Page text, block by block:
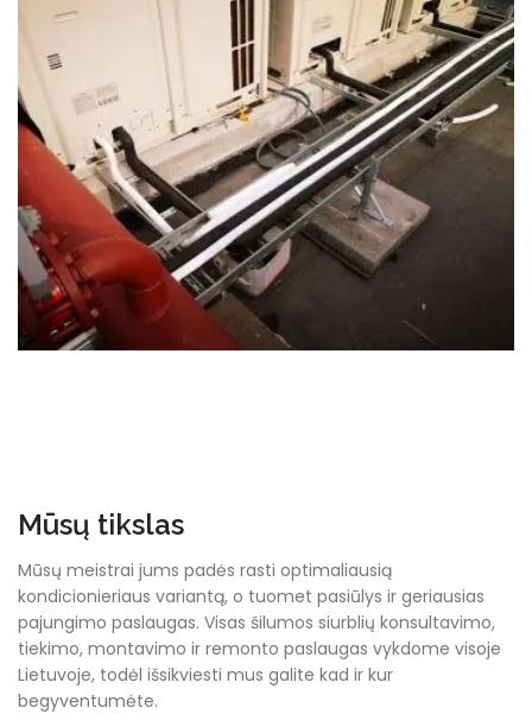
Mūsų tikslas
Mūsų meistrai jums padės rasti optimaliausią
kondicionieriaus variantą, o tuomet pasiūlys ir geriausias
pajungimo paslaugas. Visas šilumos siurblių konsultavimo,
tiekimo, montavimo ir remonto paslaugas vykdome visoje
Lietuvoje, todėl išsikviesti mus galite kad ir kur
begyventumėte.